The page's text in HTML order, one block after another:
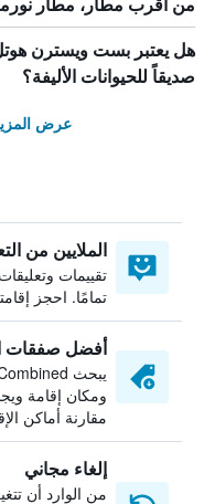
من أقرب مطار، مطار
هل يعتبر بست ويسترن هوتل
صديقاً للحيوانات الأليفة؟
عرض
الملايين من
تقييمات
تمامًا. احجز
أفضل صفقات
ومكان إقامة
مقارنة أماكن
إلغاء مجاني
من الوارد أن